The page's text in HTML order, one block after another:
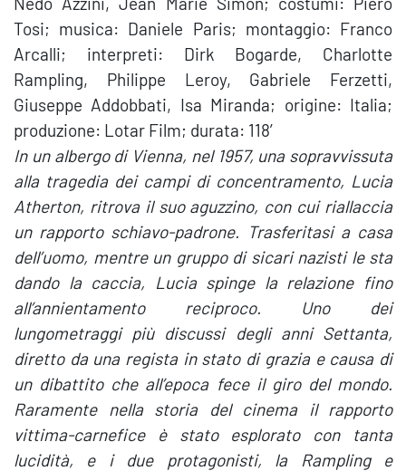
Tosi; musica: Daniele Paris; montaggio: Franco
Arcalli; interpreti: Dirk Bogarde, Charlotte
Rampling, Philippe Leroy, Gabriele Ferzetti,
Giuseppe Addobbati, Isa Miranda; origine: Italia;
produzione: Lotar Film; durata: 118′
In un albergo di Vienna, nel 1957, una sopravvissuta
alla tragedia dei campi di concentramento, Lucia
Atherton, ritrova il suo aguzzino, con cui riallaccia
un rapporto schiavo-padrone. Trasferitasi a casa
dell’uomo, mentre un gruppo di sicari nazisti le sta
dando la caccia, Lucia spinge la relazione fino
all’annientamento reciproco. Uno dei
lungometraggi più discussi degli anni Settanta,
diretto da una regista in stato di grazia e causa di
un dibattito che all’epoca fece il giro del mondo.
Raramente nella storia del cinema il rapporto
vittima-carnefice è stato esplorato con tanta
lucidità, e i due protagonisti, la Rampling e